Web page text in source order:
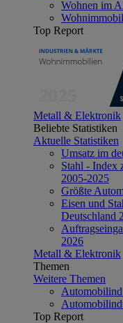
Wohnen im
Top Report
Metall & Elektronik
Beliebte Statistiken
Aktuelle Statistiken
Umsatz im
Stahl - Index
2005-2025
Größte
Eisen und
Deutschland
2026
Metall & Elektronik
Themen
Weitere Themen
Top Report